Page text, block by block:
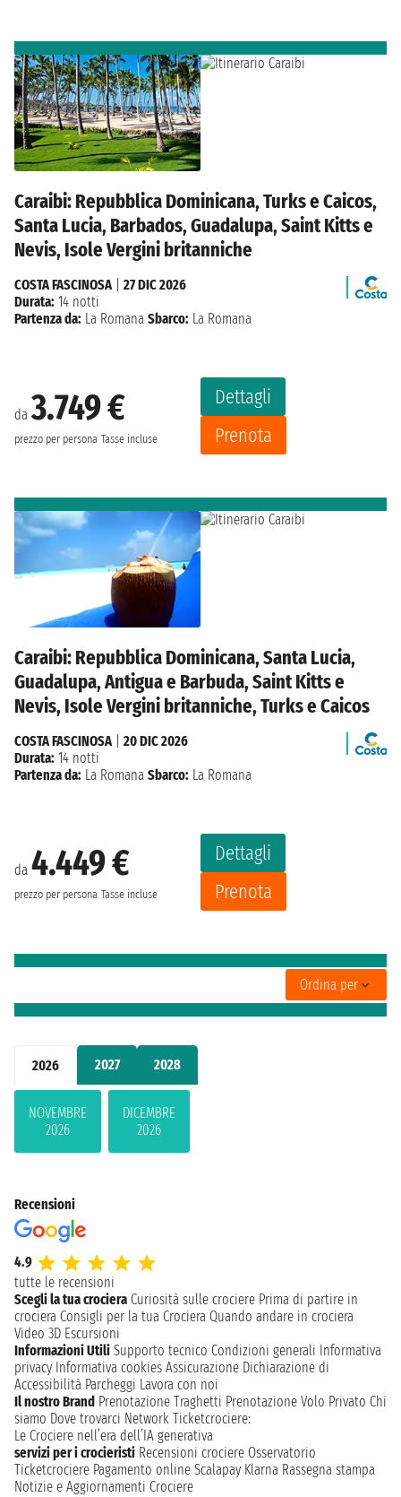
2026 2027 2028
NOVEMBRE
2026
DICEMBRE
2026
Caraibi: Repubblica Dominicana, Turks e Caicos,
Santa Lucia, Barbados, Guadalupa, Saint Kitts e
Nevis, Isole Vergini britanniche
da3.749 €
prezzo per persona Tasse incluse
Dettagli
Prenota
COSTA FASCINOSA| 27 DIC 2026
Durata: 14 notti
Partenza da: La Romana Sbarco: La Romana
Caraibi: Repubblica Dominicana, Santa Lucia,
Guadalupa, Antigua e Barbuda, Saint Kitts e
Nevis, Isole Vergini britanniche, Turks e Caicos
da 4.449 €
prezzo per persona Tasse incluse
Dettagli
Prenota
COSTA FASCINOSA
20 DIC 2026
Durata: 14 notti
Partenza da: La Romana Sbarco: La Romana
Ordina per
Recensioni
4.9
tutte le recensioni
Scegli la tua crociera Curiosità sulle crociere Prima di partire in
crociera Consigli per la tua Crociera Quando andare in crociera
Video 3D Escursioni
Informazioni Utili Supporto tecnico Condizioni generali Informativa
privacy Informativa cookies Assicurazione Dichiarazione di
Accessibilità Parcheggi Lavora con noi
Il nostro Brand Prenotazione Traghetti Prenotazione Volo Privato Chi
siamo Dove trovarci Network Ticketcrociere:
Le Crociere nell’era dell’IA generativa
servizi per i crocieristi Recensioni crociere Osservatorio
Ticketcrociere Pagamento online Scalapay Klarna Rassegna stampa
Notizie e Aggiornamenti Crociere